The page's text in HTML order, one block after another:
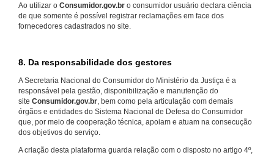
Ao utilizar o Consumidor.gov.br o consumidor usuário declara ciência
de que somente é possível registrar reclamações em face dos
fornecedores cadastrados no site.
8. Da responsabilidade dos gestores
A Secretaria Nacional do Consumidor do Ministério da Justiça é a
responsável pela gestão, disponibilização e manutenção do
site Consumidor.gov.br, bem como pela articulação com demais
órgãos e entidades do Sistema Nacional de Defesa do Consumidor
que, por meio de cooperação técnica, apoiam e atuam na consecução
dos objetivos do serviço.
A criação desta plataforma guarda relação com o disposto no artigo 4º,